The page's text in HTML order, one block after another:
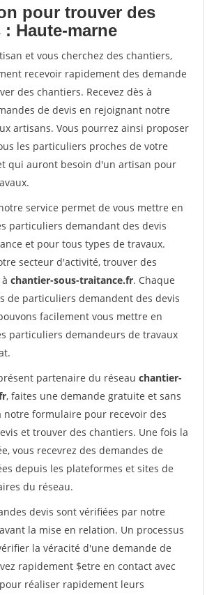
pour trouver des
Haute-marne
et vous cherchez des chantiers,
recevoir rapidement des demande
des chantiers. Recevez dès à
de devis en rejoignant notre
artisans. Vous pourrez ainsi proposer
les particuliers proches de votre
qui auront besoin d'un artisan pour
service permet de vous mettre en
particuliers demandant des devis
et pour tous types de travaux.
secteur d'activité, trouver des
chantier-sous-traitance.fr. Chaque
de particuliers demandent des devis
facilement vous mettre en
particuliers demandeurs de travaux
partenaire du réseau chantier-
, faites une demande gratuite et sans
notre formulaire pour recevoir des
et trouver des chantiers. Une fois la
vous recevrez des demandes de
depuis les plateformes et sites de
du réseau.
devis sont vérifiées par notre
la mise en relation. Un processus
la véracité d'une demande de
rapidement $etre en contact avec
réaliser rapidement leurs